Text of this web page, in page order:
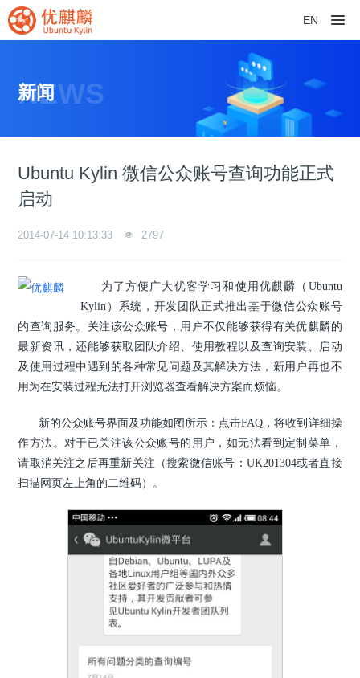
EN
NEWS
新闻
Ubuntu Kylin 微信公众账号查询功能正式
启动
2014-07-14 10:13:33 2797
为了方便广大优客学习和使用优麒麟（Ubuntu
Kylin）系统，开发团队正式推出基于微信公众账号
的查询服务。关注该公众账号，用户不仅能够获得有关优麒麟的
最新资讯，还能够获取团队介绍、使用教程以及查询安装、启动
及使用过程中遇到的各种常见问题及其解决方法，新用户再也不
用为在安装过程无法打开浏览器查看解决方案而烦恼。
新的公众账号界面及功能如图所示：点击FAQ，将收到详细操
作方法。对于已关注该公众账号的用户，如无法看到定制菜单，
请取消关注之后再重新关注（搜索微信账号：UK201304或者直接
扫描网页左上角的二维码）。